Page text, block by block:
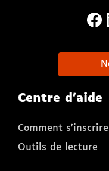
Centre d'aide
Comment s'inscrire
Outils de lecture